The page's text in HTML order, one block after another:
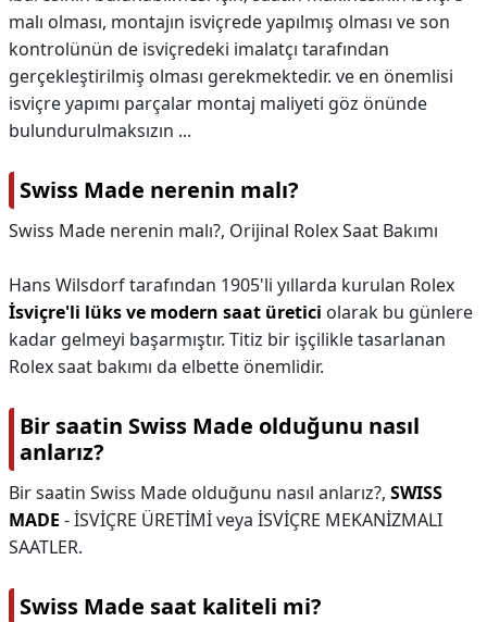
malı olması, montajın isviçrede yapılmış olması ve son
kontrolünün de isviçredeki imalatçı tarafından
gerçekleştirilmiş olması gerekmektedir. ve en önemlisi
isviçre yapımı parçalar montaj maliyeti göz önünde
bulundurulmaksızın ...
Swiss Made nerenin malı?
Swiss Made nerenin malı?, Orijinal Rolex Saat Bakımı
Hans Wilsdorf tarafından 1905'li yıllarda kurulan Rolex
İsviçre'li lüks ve modern saat üretici olarak bu günlere
kadar gelmeyi başarmıştır. Titiz bir işçilikle tasarlanan
Rolex saat bakımı da elbette önemlidir.
Bir saatin Swiss Made olduğunu nasıl
anlarız?
Bir saatin Swiss Made olduğunu nasıl anlarız?, SWISS
MADE - İSVİÇRE ÜRETİMİ veya İSVİÇRE MEKANİZMALI
SAATLER.
Swiss Made saat kaliteli mi?